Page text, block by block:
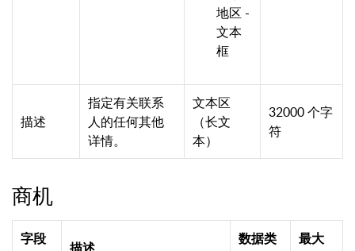
地区 -
文本
框
描述
指定有关联系
人的任何其他
详情。
文本区
（长文
本）
32000 个字
符
商机
字段
数据类
最大